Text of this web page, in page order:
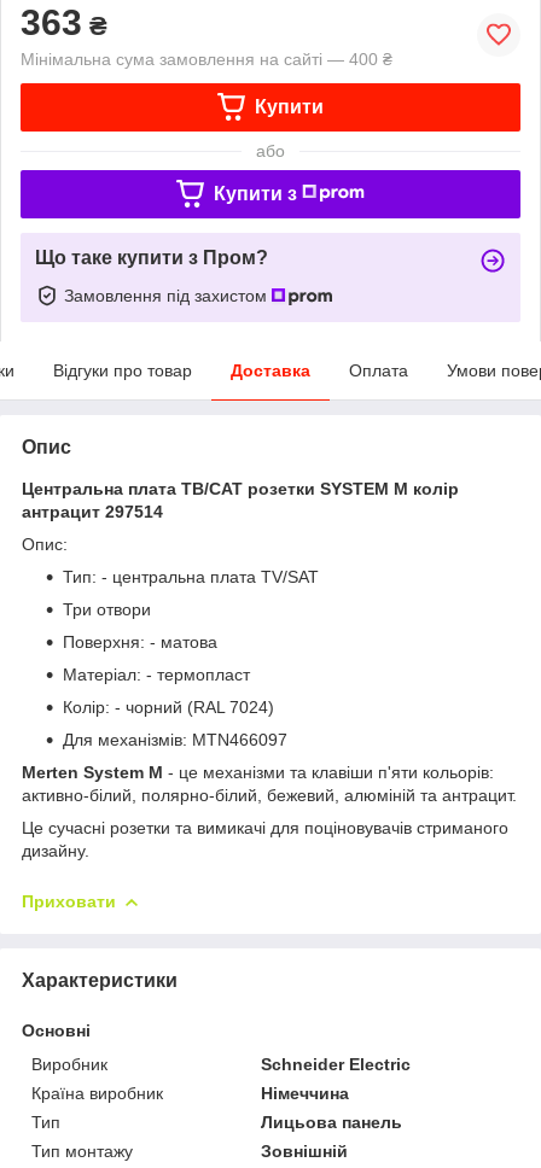
363 ₴
Мінімальна сума замовлення на сайті — 400 ₴
Купити
або
Купити з
Що таке купити з Пром?
Замовлення під захистом
Відгуки про товар Доставка Оплата Умови
Опис
Центральна плата ТВ/САТ розетки SYSTEM M колір
антрацит 297514
Опис:
Тип: - центральна плата TV/SAT
Три отвори
Поверхня: - матова
Матеріал: - термопласт
Колір: - чорний (RAL 7024)
Для механізмів: MTN466097
Merten System M - це механізми та клавіши п'яти кольорів:
активно-білий, полярно-білий, бежевий, алюміній та антрацит.
Це сучасні розетки та вимикачі для поціновувачів стриманого
дизайну.
Приховати
Характеристики
Основні
Виробник
Schneider Electric
Країна виробник
Німеччина
Тип
Лицьова панель
Тип монтажу
Зовнішній